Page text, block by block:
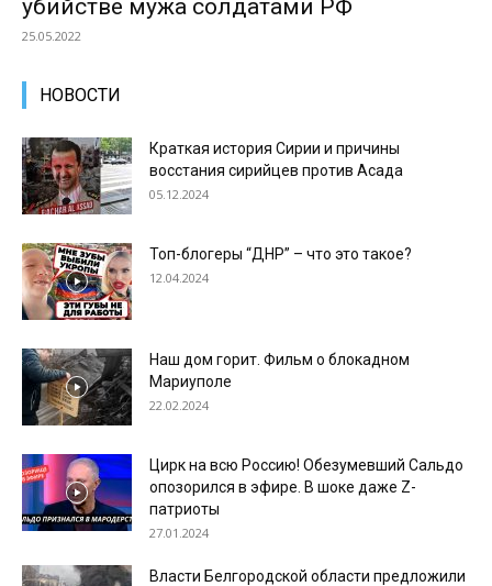
убийстве мужа солдатами РФ
25.05.2022
НОВОСТИ
Краткая история Сирии и причины
восстания сирийцев против Асада
05.12.2024
Топ-блогеры “ДНР” – что это такое?
12.04.2024
Наш дом горит. Фильм о блокадном
Мариуполе
22.02.2024
Цирк на всю Россию! Обезумевший Сальдо
опозорился в эфире. В шоке даже Z-
патриоты
27.01.2024
Власти Белгородской области предложили